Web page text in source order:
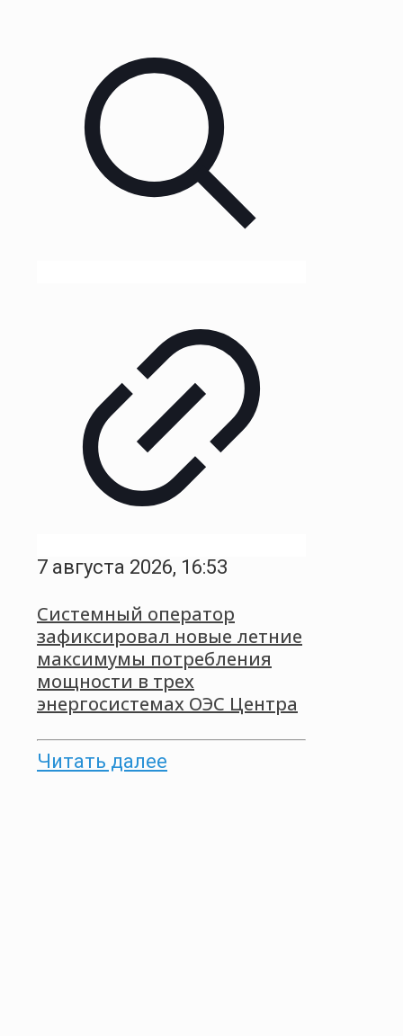
7 августа 2026, 16:53
Системный оператор
зафиксировал новые летние
максимумы потребления
мощности в трех
энергосистемах ОЭС Центра
Читать далее